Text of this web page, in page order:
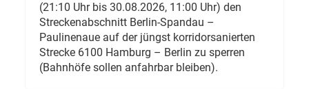
(21:10 Uhr bis 30.08.2026, 11:00 Uhr) den
Streckenabschnitt Berlin-Spandau –
Paulinenaue auf der jüngst korridorsanierten
Strecke 6100 Hamburg – Berlin zu sperren
(Bahnhöfe sollen anfahrbar bleiben).